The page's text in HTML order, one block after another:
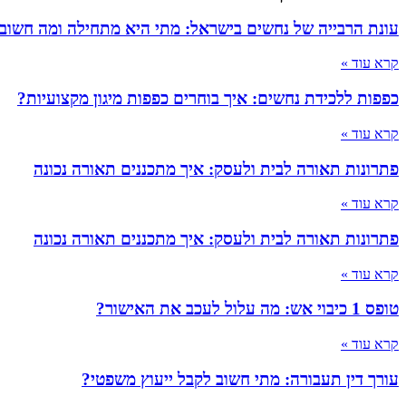
עונת הרבייה של נחשים בישראל: מתי היא מתחילה ומה
קרא עוד »
כפפות ללכידת נחשים: איך בוחרים כפפות מיגון מקצועיות?
קרא עוד »
פתרונות תאורה לבית ולעסק: איך מתכננים תאורה נכונה
קרא עוד »
פתרונות תאורה לבית ולעסק: איך מתכננים תאורה נכונה
קרא עוד »
טופס 1 כיבוי אש: מה עלול לעכב את האישור?
קרא עוד »
עורך דין תעבורה: מתי חשוב לקבל ייעוץ משפטי?